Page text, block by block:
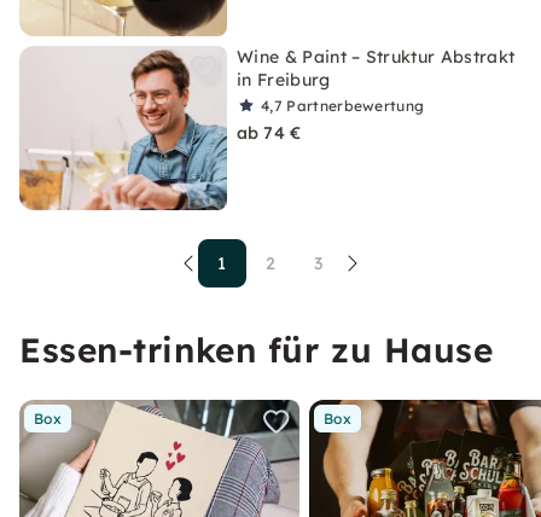
Wine & Paint – Struktur Abstrakt
in Freiburg
4,7 Partnerbewertung
ab 74 €
1 2 3
Essen-trinken für zu Hause
Box Box